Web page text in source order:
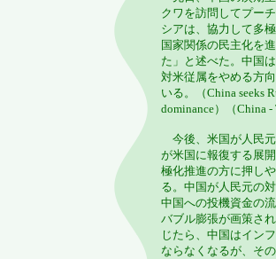
クワを訪問してプー
シアは、協力して多
国家関係の民主化を
た」と述べた。中国
対米従属をやめる方
いる。（China seeks
dominance）（China
今後、米国が人民
が米国に報復する展
極化推進の方に押し
る。中国が人民元の
中国への投機資金の
バブル膨張が画策さ
じたら、中国はイン
ならなくなるが、そ